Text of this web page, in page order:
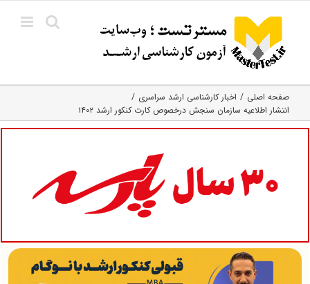
content
صفحه اصلی
اخبار کارشناسی ارشد سراسری
انتشار اطلاعیه سازمان سنجش درخصوص کارت کنکور ارشد ۱۴۰۲